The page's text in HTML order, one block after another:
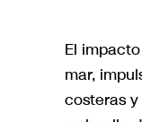
El
mar,
costeras